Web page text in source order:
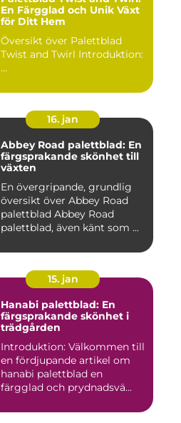
En Färgglad och Unik Växt
för Ditt Hem
Översikt över Palettblad
Twist and Twirl Introduktion:
...
16. jan
Abbey Road palettblad: En
färgsprakande skönhet till
växten
En övergripande, grundlig
översikt över Abbey Road
palettblad Abbey Road
palettblad, även känt som ...
15. jan
Hanabi palettblad: En
färgsprakande skönhet i
trädgården
Introduktion: Välkommen till
en fördjupande artikel om
hanabi palettblad en
färgglad och prydnadsvä...